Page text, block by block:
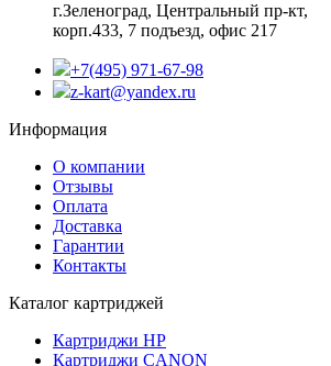
г.Зеленоград, Центральный пр-кт,
корп.433, 7 подъезд, офис 217
+7(495) 971-67-98
z-kart@yandex.ru
Информация
О компании
Отзывы
Оплата
Доставка
Гарантии
Контакты
Каталог картриджей
Картриджи HP
Картриджи CANON